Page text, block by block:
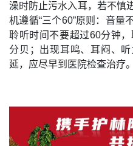
澡时防止污水入耳，若不慎
机遵循“三个60”原则：音量
聆听时间不要超过60分钟
分贝；出现耳鸣、耳闷、
延，应尽早到医院检查治疗。